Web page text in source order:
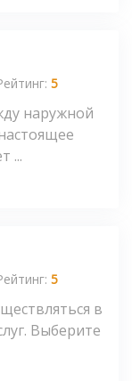
5
наружной
...
5
в
Выберите